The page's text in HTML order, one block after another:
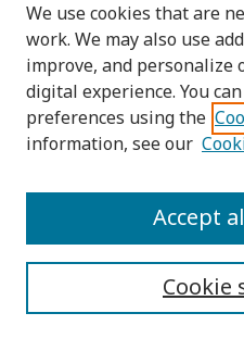
Browse
Collections
Disciplines
Authors
We use cookies that are
work. We may also use
improve, and personalize
digital experience. You
preferences using the
information, see our
Cookie
Accept